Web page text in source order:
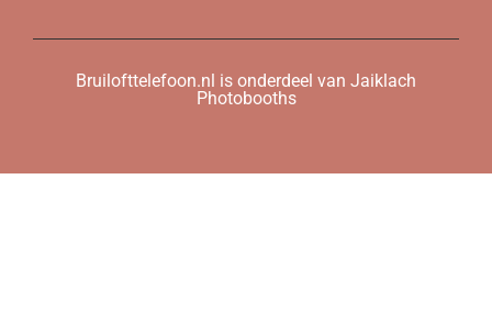
Bruilofttelefoon.nl is onderdeel van Jaiklach
Photobooths